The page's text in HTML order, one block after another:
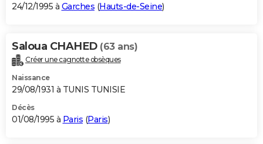
24/12/1995 à Garches (Hauts-de-Seine)
Saloua CHAHED (63 ans)
Créer une cagnotte obsèques
Naissance
29/08/1931 à TUNIS TUNISIE
Décès
01/08/1995 à Paris (Paris)